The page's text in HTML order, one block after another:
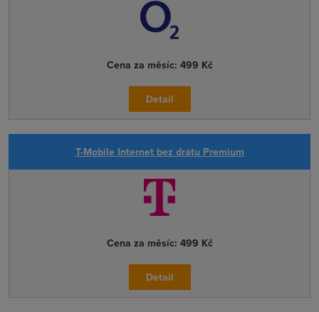
Cena za měsíc: 499 Kč
Detail
T-Mobile Internet bez drátu Premium
Cena za měsíc: 499 Kč
Detail